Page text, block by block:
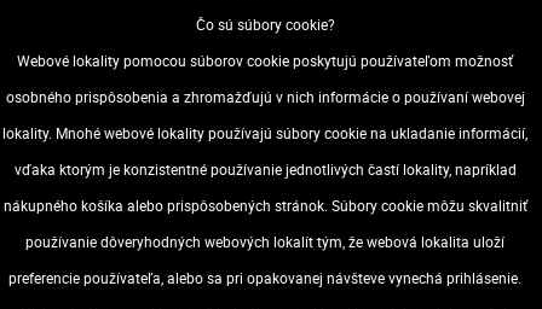
Softvér webovej kamery Logitech:
Technológia Logitech RightLight ™
Zachytenie videa a fotografií
Inštalácia softvéru je potrebná na používanie videozáznamov
RightLight, RightSound a ďalších uvedených služieb.
OBSAH BALENIA
Webová kamera s 1,5 metrovým káblom
Užívateľská príručka
Čo sú súbory cookie?
Webové lokality pomocou súborov cookie poskytujú používateľom možnosť
osobného prispôsobenia a zhromažďujú v nich informácie o používaní webovej
lokality. Mnohé webové lokality používajú súbory cookie na ukladanie informácií,
vďaka ktorým je konzistentné používanie jednotlivých častí lokality, napríklad
nákupného košíka alebo prispôsobených stránok. Súbory cookie môžu skvalitniť
používanie dôveryhodných webových lokalít tým, že webová lokalita uloží
preferencie používateľa, alebo sa pri opakovanej návšteve vynechá prihlásenie.